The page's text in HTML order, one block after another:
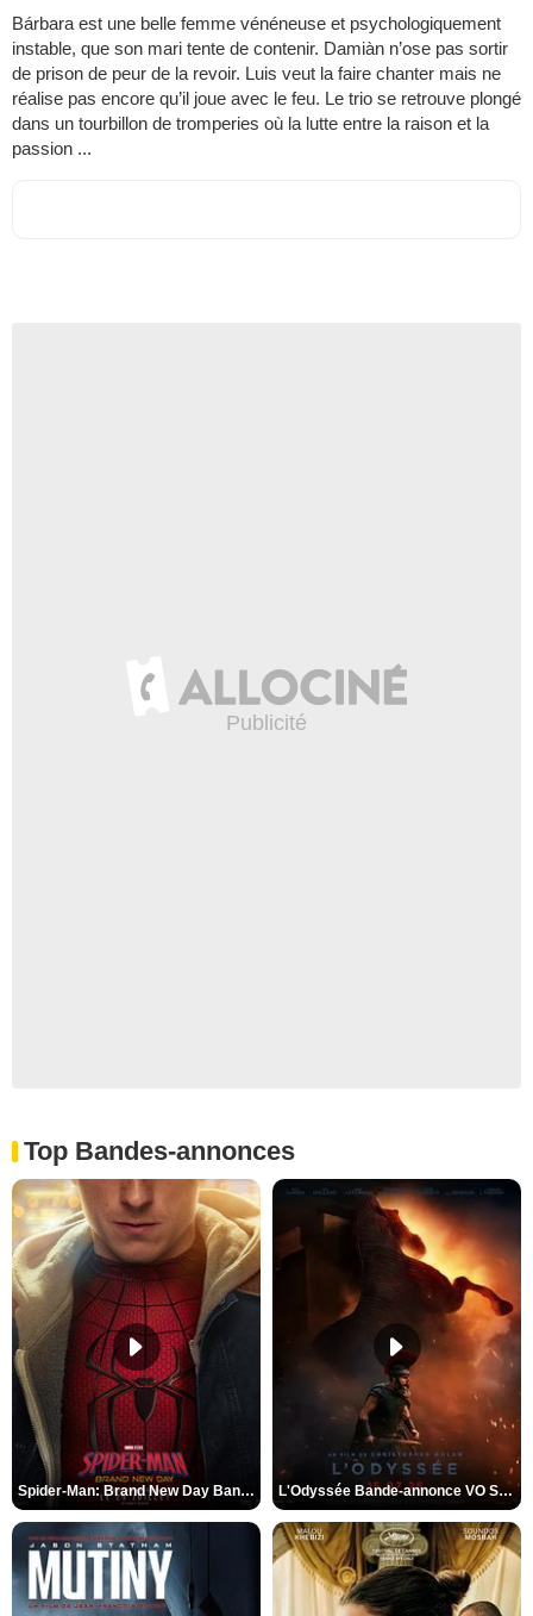
Bárbara est une belle femme vénéneuse et psychologiquement
instable, que son mari tente de contenir. Damiàn n’ose pas sortir
de prison de peur de la revoir. Luis veut la faire chanter mais ne
réalise pas encore qu’il joue avec le feu. Le trio se retrouve plongé
dans un tourbillon de tromperies où la lutte entre la raison et la
passion ...
Top Bandes-annonces
Spider-Man: Brand New Day Bande-annonce VO STFR L'Odyssée Bande-annonce VO STFR